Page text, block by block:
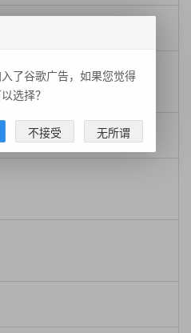
）评分
了谷歌广告，如果您觉得
选择？
不接受 无所谓